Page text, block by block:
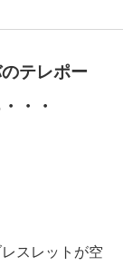
テレポー
・・
スレットが空